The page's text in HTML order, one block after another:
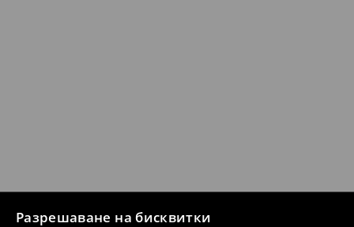
Разрешаване на бисквитки